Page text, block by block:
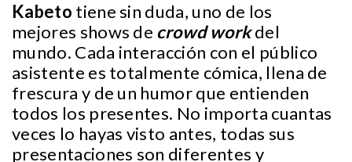
Kabeto tiene sin duda, uno de los
mejores shows de crowd workdel
mundo. Cada interacción con el público
asistente es totalmente cómica, llena de
frescura y de un humor que entienden
todos los presentes. No importa cuantas
veces lo hayas visto antes, todas sus
presentaciones son diferentes y